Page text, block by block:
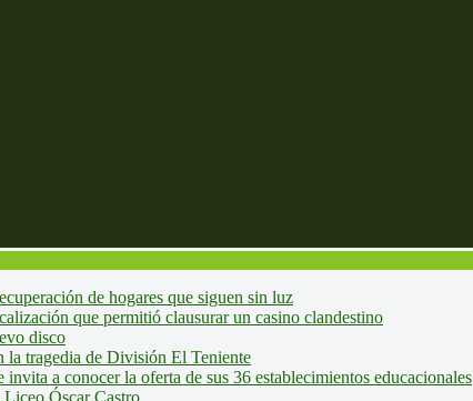
de hogares que siguen sin luz
que permitió clausurar un casino clandestino
disco
la tragedia de División El Teniente
a conocer la oferta de sus 36 establecimientos educacionales
Óscar Castro